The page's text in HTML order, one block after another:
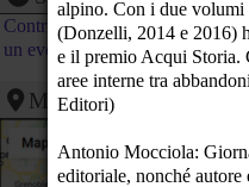
16
17
19
Contribuisci al calendario di
un evento
Mappa
alpino. Con i due
(Donzelli, 2014 e 2016)
e il premio Acqui Storia.
aree interne tra
Editori)
Antonio Mocciola:
editoriale, nonché autore